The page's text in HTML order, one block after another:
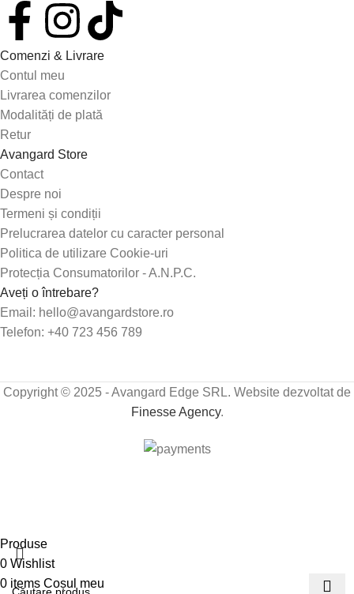
Comenzi & Livrare
Contul meu
Livrarea comenzilor
Modalități de plată
Retur
Avangard Store
Contact
Despre noi
Termeni și condiții
Prelucrarea datelor cu caracter personal
Politica de utilizare Cookie-uri
Protecția Consumatorilor - A.N.P.C.
Aveți o întrebare?
Email: hello@avangardstore.ro
Telefon: +40 723 456 789
Copyright © 2025 - Avangard Edge SRL. Website dezvoltat de
Finesse Agency.
Produse
0 Wishlist
0 items Coșul meu